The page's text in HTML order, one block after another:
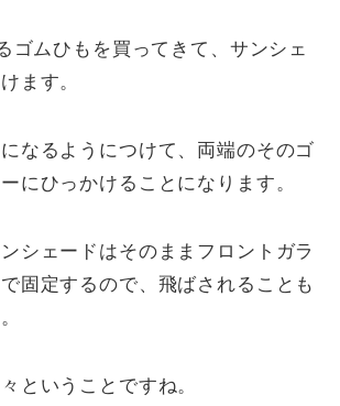
ゴムひもを買ってきて、サンシェ
ます。
なるようにつけて、両端のそのゴ
にひっかけることになります。
シェードはそのままフロントガラ
固定するので、飛ばされることも
ということですね。